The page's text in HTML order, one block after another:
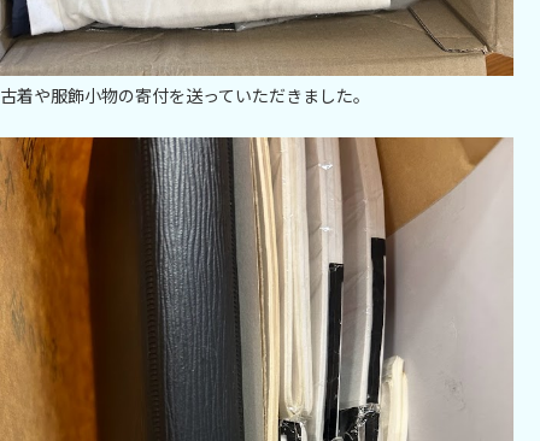
古着や服飾小物の寄付を送っていただきました。